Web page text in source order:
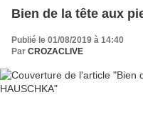
Bien de la tête aux
Publié le 01/08/2019 à 14:40
Par CROZACLIVE